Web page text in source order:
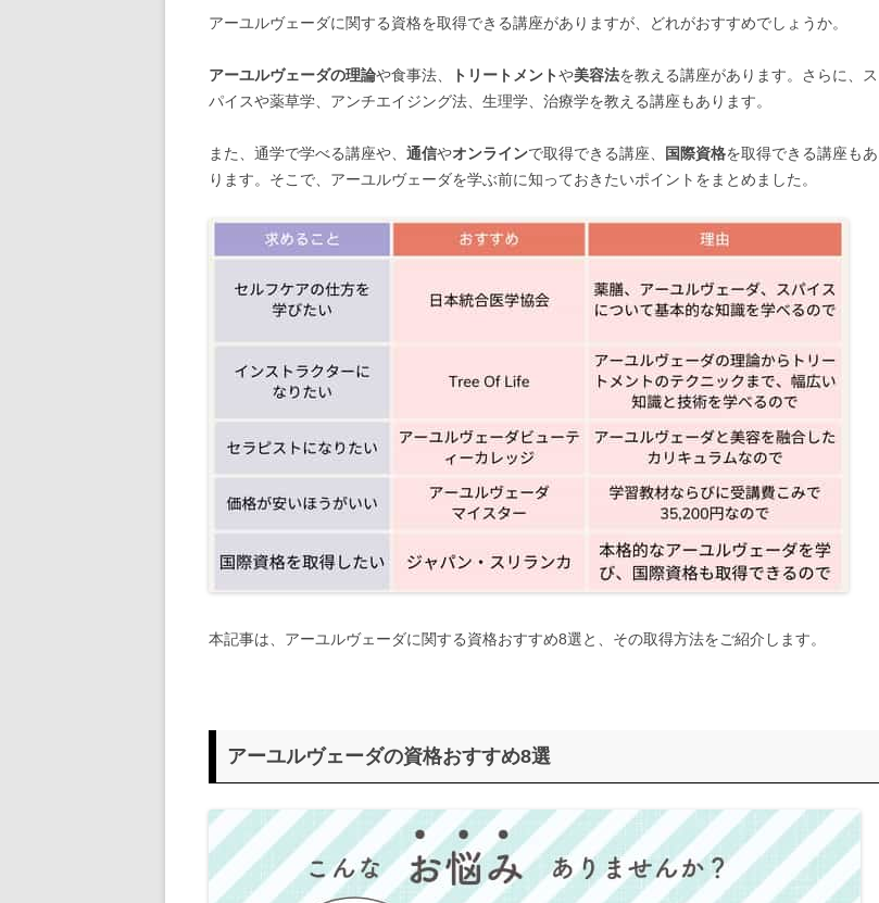
アーユルヴェーダに関する資格を取得できる講座がありますが、どれがおすすめでしょうか。
アーユルヴェーダの理論や食事法、 トリートメントや美容法を教える講座があります。さらに、ス
パイスや薬草学、アンチエイジング法、生理学、治療学を教える講座もあります。
また、通学で学べる講座や、 通信やオンラインで取得できる講座、 国際資格を取得できる講座もあ
ります。そこで、アーユルヴェーダを学ぶ前に知っておきたいポイントをまとめました。
本記事は、アーユルヴェーダに関する資格おすすめ8選と、その取得方法をご紹介します。
アーユルヴェーダの資格おすすめ8選